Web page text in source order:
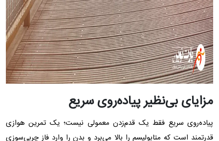
مزایای بی‌نظیر پیاده‌روی سریع
پیاده‌روی سریع فقط یک قدم‌زدن معمولی نیست؛ یک تمرین هوازی
قدرتمند است که متابولیسم را بالا می‌برد و بدن را وارد فاز چربی‌سوزی